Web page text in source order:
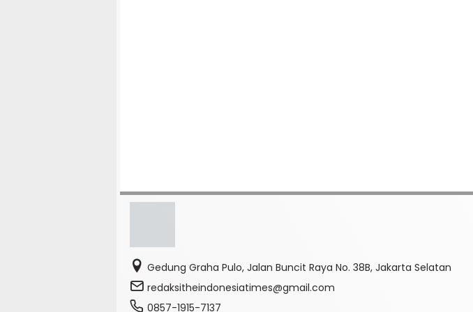
Gedung Graha Pulo, Jalan Buncit Raya No. 38B, Jakarta Selatan
redaksitheindonesiatimes@gmail.com
0857-1915-7137